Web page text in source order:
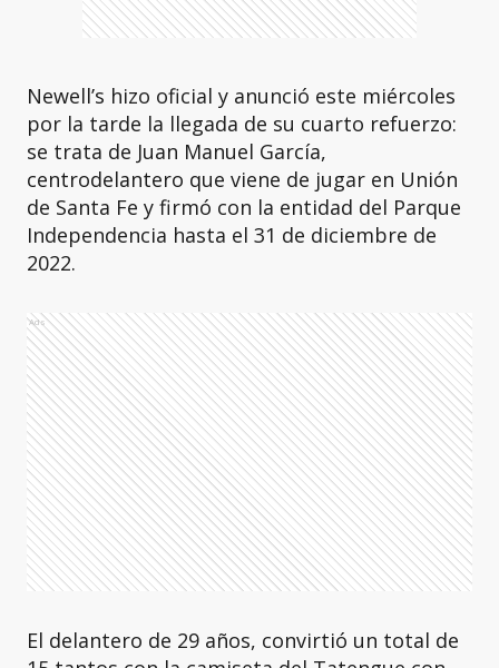
Newell’s hizo oficial y anunció este miércoles
por la tarde la llegada de su cuarto refuerzo:
se trata de Juan Manuel García,
centrodelantero que viene de jugar en Unión
de Santa Fe y firmó con la entidad del Parque
Independencia hasta el 31 de diciembre de
2022.
Ads
El delantero de 29 años, convirtió un total de